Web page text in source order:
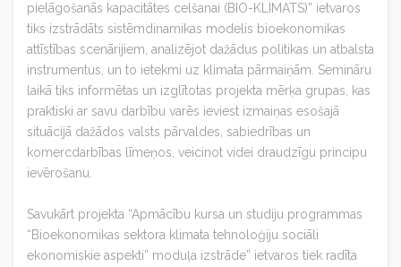
pielāgošanās kapacitātes celšanai (BIO-KLIMATS)” ietvaros
tiks izstrādāts sistēmdinamikas modelis bioekonomikas
attīstības scenārijiem, analizējot dažādus politikas un atbalsta
instrumentus, un to ietekmi uz klimata pārmaiņām. Semināru
laikā tiks informētas un izglītotas projekta mērķa grupas, kas
praktiski ar savu darbību varēs ieviest izmaiņas esošajā
situācijā dažādos valsts pārvaldes, sabiedrības un
komercdarbības līmeņos, veicinot videi draudzīgu principu
ievērošanu.
Savukārt projekta “Apmācību kursa un studiju programmas
“Bioekonomikas sektora klimata tehnoloģiju sociāli
ekonomiskie aspekti” moduļa izstrāde” ietvaros tiek radīta